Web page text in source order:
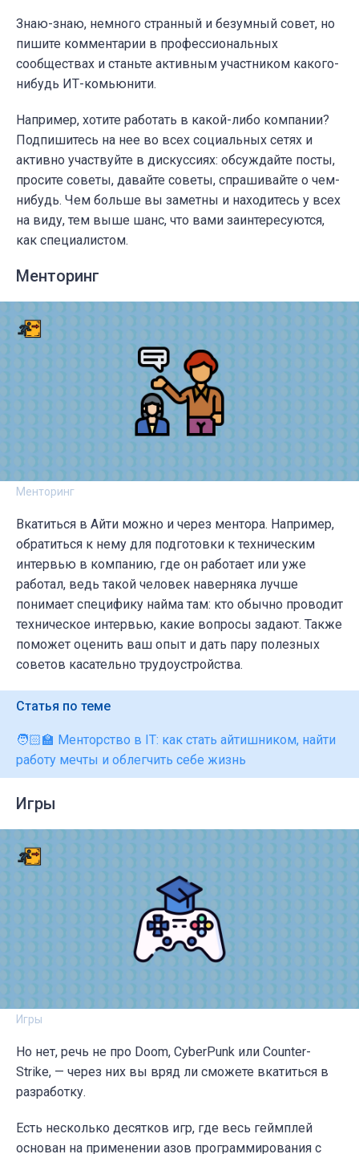
Знаю-знаю, немного странный и безумный совет, но
пишите комментарии в профессиональных
сообществах и станьте активным участником какого-
нибудь ИТ-комьюнити.
Например, хотите работать в какой-либо компании?
Подпишитесь на нее во всех социальных сетях и
активно участвуйте в дискуссиях: обсуждайте посты,
просите советы, давайте советы, спрашивайте о чем-
нибудь. Чем больше вы заметны и находитесь у всех
на виду, тем выше шанс, что вами заинтересуются,
как специалистом.
Менторинг
Менторинг
Вкатиться в Айти можно и через ментора. Например,
обратиться к нему для подготовки к техническим
интервью в компанию, где он работает или уже
работал, ведь такой человек наверняка лучше
понимает специфику найма там: кто обычно проводит
техническое интервью, какие вопросы задают. Также
поможет оценить ваш опыт и дать пару полезных
советов касательно трудоустройства.
Статья по теме
🧑🏻‍🏫 Менторство в IT: как стать айтишником, найти
работу мечты и облегчить себе жизнь
Игры
Игры
Но нет, речь не про Doom, CyberPunk или Counter-
Strike, — через них вы вряд ли сможете вкатиться в
разработку.
Есть несколько десятков игр, где весь геймплей
основан на применении азов программирования с